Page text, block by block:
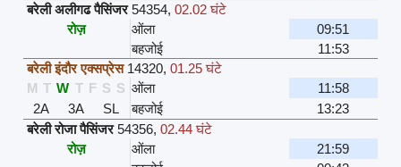
बरेली अलीगढ पैसिंजर 54354, 02.02 घंटे
रोज़
ओंला
09:51
बहजोई
11:53
बरेली इंदौर एक्सप्रेस 14320, 01.25 घंटे
M T W T F S S ओंला
11:58
2A
3A SL बहजोई
13:23
बरेली रोजा पैसिंजर 54356, 02.44 घंटे
रोज़
ओंला
21:59